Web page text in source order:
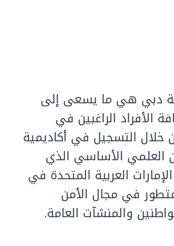
دبي هي ما يسعى إلى
الأفراد الراغبين في
خلال التسجيل في أكاديمية
العلمي الأساسي الذي
العربية المتحدة في
في مجال الأمن
والمنشآت العامة.